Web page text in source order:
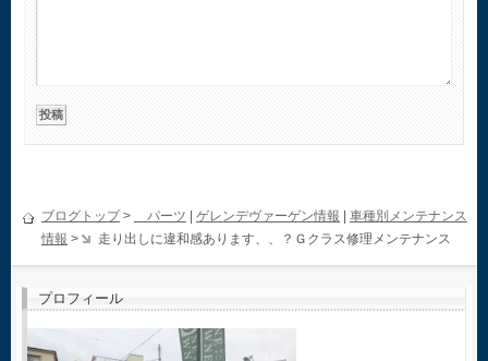
ブログトップ> パーツ ゲレンデヴァーゲン情報
車種別メンテナンス
情報 > 走り出しに違和感あります、、？Ｇクラス修理メンテナンス
プロフィール